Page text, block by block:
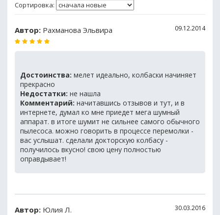
Сортировка:
Автор: Рахманова Эльвира 09.12.2014
Достоинства: мелет идеально, колбаски начиняет
прекрасно
Недостатки: не нашла
Комментарий: начитавшись отзывов и тут, и в
интернете, думал ко мне приедет мега шумный
аппарат. в итоге шумит не сильнее самого обычного
пылесоса. можно говорить в процессе перемолки -
вас услышат. сделали докторскую колбасу -
получилось вкусно! свою цену полностью
оправдывает!
Автор: Юлия Л. 30.03.2016